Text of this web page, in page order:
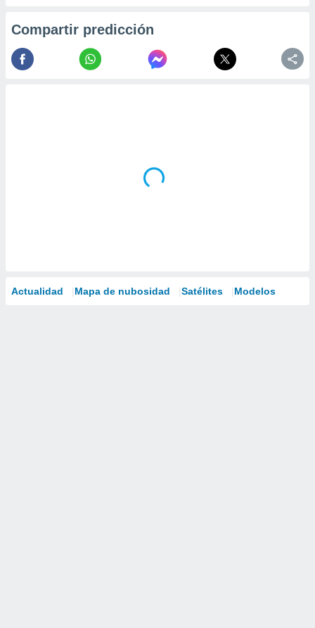
Compartir predicción
Actualidad Mapa de nubosidad Satélites Modelos